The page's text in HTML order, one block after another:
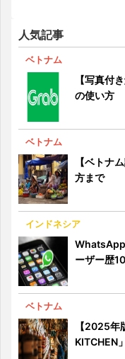
人気記事
ベトナム
【写真付
の使い方
ベトナム
【ベトナ
方まで
インドネシア
WhatsApp
ーザー歴
ベトナム
【2025年
KITCHEN